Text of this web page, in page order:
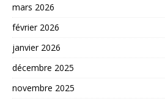
mars 2026
février 2026
janvier 2026
décembre 2025
novembre 2025